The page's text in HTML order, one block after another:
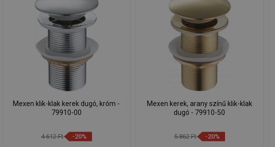
Mexen klik-klak kerek dugó, króm -
79910-00
4 612 Ft -20%
Mexen kerek, arany színű klik-klak
dugó - 79910-50
5 862 Ft -20%